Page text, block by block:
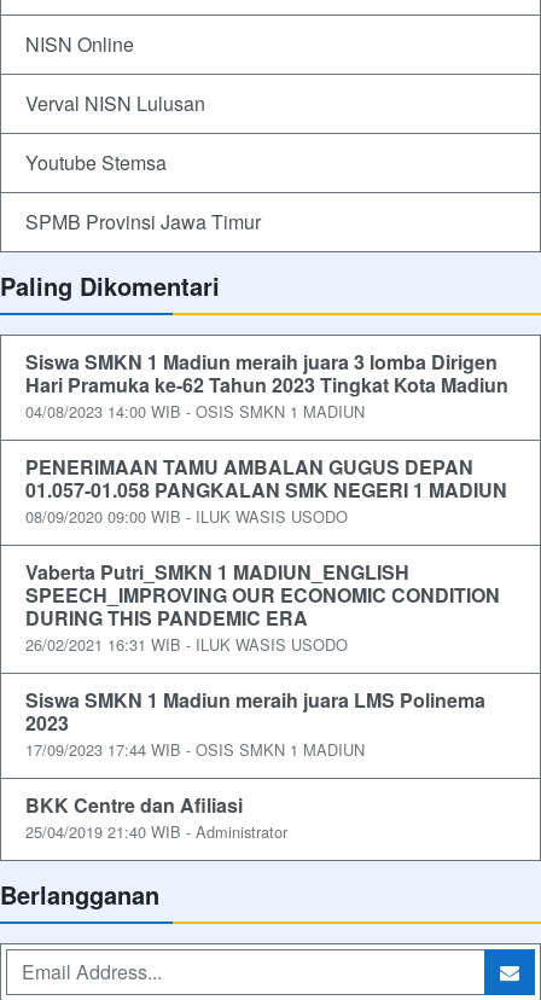
NISN Online
Verval NISN Lulusan
Youtube Stemsa
SPMB Provinsi Jawa Timur
Paling Dikomentari
Siswa SMKN 1 Madiun meraih juara 3 lomba Dirigen
Hari Pramuka ke-62 Tahun 2023 Tingkat Kota Madiun
04/08/2023 14:00 WIB - OSIS SMKN 1 MADIUN
PENERIMAAN TAMU AMBALAN GUGUS DEPAN
01.057-01.058 PANGKALAN SMK NEGERI 1 MADIUN
08/09/2020 09:00 WIB - ILUK WASIS USODO
Vaberta Putri_SMKN 1 MADIUN_ENGLISH
SPEECH_IMPROVING OUR ECONOMIC CONDITION
DURING THIS PANDEMIC ERA
26/02/2021 16:31 WIB - ILUK WASIS USODO
Siswa SMKN 1 Madiun meraih juara LMS Polinema
2023
17/09/2023 17:44 WIB - OSIS SMKN 1 MADIUN
BKK Centre dan Afiliasi
25/04/2019 21:40 WIB - Administrator
Berlangganan